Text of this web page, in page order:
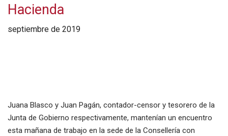
Hacienda
septiembre de 2019
Juana Blasco y Juan Pagán, contador-censor y tesorero de la
Junta de Gobierno respectivamente, mantenían un encuentro
esta mañana de trabajo en la sede de la Consellería con